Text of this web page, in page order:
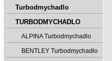
Turbodmychadlo
TURBODMYCHADLO
ALPINA Turbodmychadlo
BENTLEY Turbodmychadlo